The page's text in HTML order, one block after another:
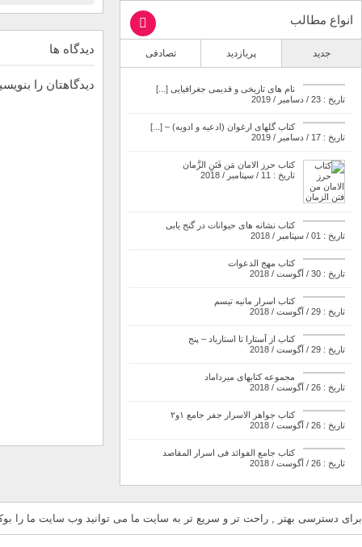
دیدگاه ها
دیدگاهتان را
انواع مطالب
جدید پربازدید تصادفی
نام های تاریخی و قدیمی جغرافیایی [...]
تاریخ : 23 / دسامبر / 2019
کتاب گلهای ارغوان (ادعیه و ادویه) – [...]
تاریخ : 17 / دسامبر / 2019
کتاب حرز الامان مَن فَتَنِ الزَّمان
تاریخ : 11 / سپتامبر / 2018
کتاب نشانه های حیوانات در گنج یابی
تاریخ : 01 / سپتامبر / 2018
کتاب مهج الدعوات
تاریخ : 30 / آگوست / 2018
کتاب اسرار مانیه تیسم
تاریخ : 29 / آگوست / 2018
کتاب از آستارا تا استارباد – پنج
تاریخ : 29 / آگوست / 2018
مجموعه کتابهای میرداماد
تاریخ : 26 / آگوست / 2018
کتاب جواهر الاسرار جفر جامع ۱و۲
تاریخ : 26 / آگوست / 2018
کتاب جامع الفوائد فی اسرار المقاصد
تاریخ : 26 / آگوست / 2018
برای دسترسی بهتر , راحت تر و سریع تر به سایت ما می توانید وب سایت ما را